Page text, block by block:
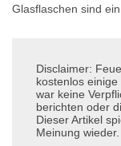
Glasflaschen sind
Disclaimer:
kostenlos
war keine
berichten oder
Dieser Artikel
Meinung wieder.